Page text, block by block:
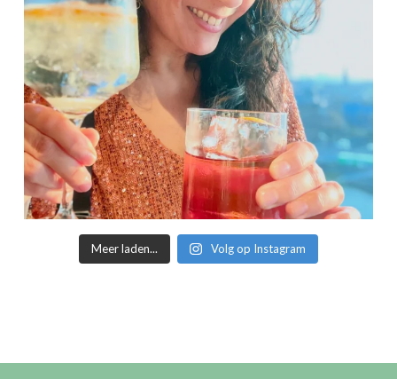
Meer laden... Volg op Instagram